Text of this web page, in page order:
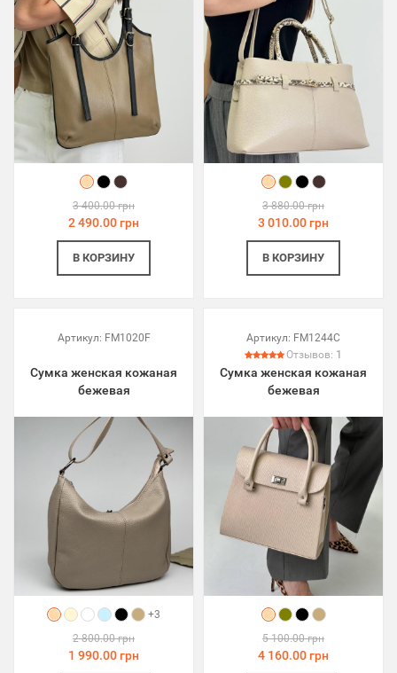
3 400.00 грн
2 490.00 грн
В КОРЗИНУ
3 880.00 грн
3 010.00 грн
В КОРЗИНУ
Артикул: FM1020F
Сумка женская кожаная
бежевая
+3
2 800.00 грн
1 990.00 грн
Артикул: FM1244C
Отзывов: 1
Сумка женская кожаная
бежевая
5 100.00 грн
4 160.00 грн